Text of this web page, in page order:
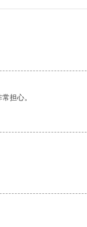
担心。